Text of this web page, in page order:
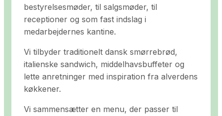
bestyrelsesmøder, til salgsmøder, til
receptioner og som fast indslag i
medarbejdernes kantine.
Vi tilbyder traditionelt dansk smørrebrød,
italienske sandwich, middelhavsbuffeter og
lette anretninger med inspiration fra alverdens
køkkener.
Vi sammensætter en menu, der passer til